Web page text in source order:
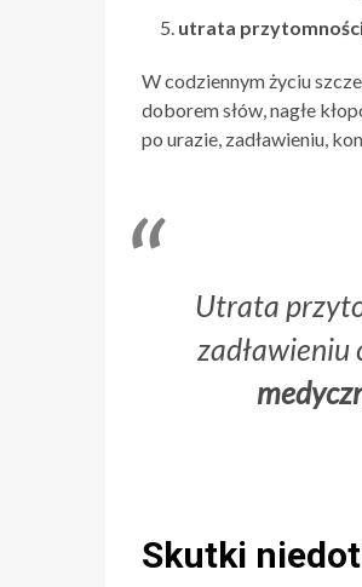
utrata
W codziennym życiu
doborem słów, nagłe
po urazie, zadławieniu,
Utrata
zadławieniu
Skutki